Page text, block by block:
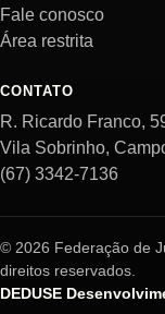
Fale conosco
Área restrita
CONTATO
R. Ricardo Franco,
Vila Sobrinho,
(67) 3342-7136
© 2026 Federação de
direitos reservados.
DEDUSE